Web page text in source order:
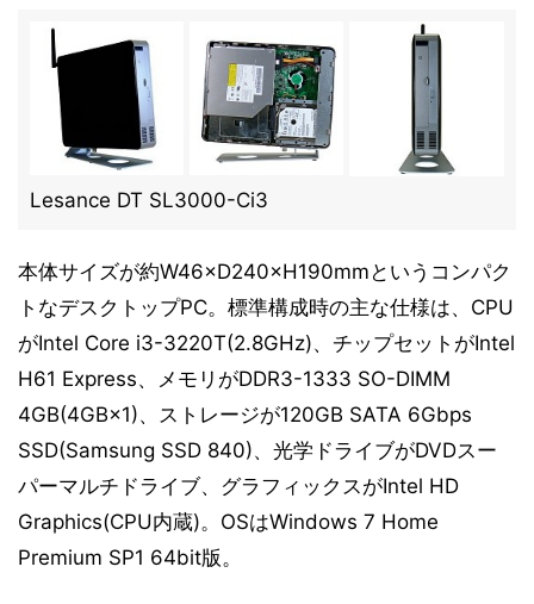
Lesance DT SL3000-Ci3
本体サイズが約W46×D240×H190mmというコンパク
トなデスクトップPC。標準構成時の主な仕様は、CPU
がIntel Core i3-3220T(2.8GHz)、チップセットがIntel
H61 Express、メモリがDDR3-1333 SO-DIMM
4GB(4GB×1)、ストレージが120GB SATA 6Gbps
SSD(Samsung SSD 840)、光学ドライブがDVDスー
パーマルチドライブ、グラフィックスがIntel HD
Graphics(CPU内蔵)。OSはWindows 7 Home
Premium SP1 64bit版。